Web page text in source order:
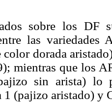
sobre los DF
las
color dorada
mientras que los
sin arista)
1 (pajizo aristado) y